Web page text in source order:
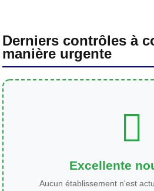
Derniers contrôles à
manière urgente
Excellente
Aucun établissement n'est